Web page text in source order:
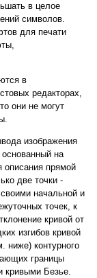
в целое
символов.
для печати
в
редакторах,
они не могут
изображения
на
описания прямой
две точки -
начальной и
точек, к
кривой от
изгибов кривой
ниже) контурного
границы
кривыми Безье.